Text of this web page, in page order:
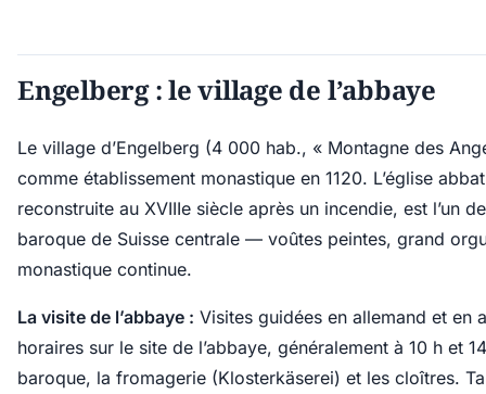
Engelberg : le village de l’abbaye
Le village d’Engelberg (4 000 hab., « Montagne des
comme établissement monastique en 1120. L’église
reconstruite au XVIIIe siècle après un incendie, est l’un
baroque de Suisse centrale — voûtes peintes, grand
monastique continue.
La visite de l’abbaye : Visites guidées en allemand et en
horaires sur le site de l’abbaye, généralement à 10 h et
baroque, la fromagerie (Klosterkäserei) et les cloîtres.